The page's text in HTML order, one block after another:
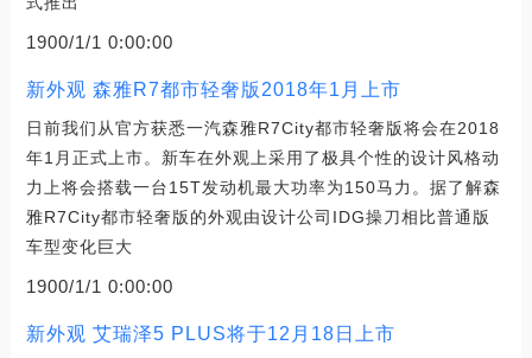
1900/1/1 0:00:00
新外观 森雅R7都市轻奢版2018年1月上市
日前我们从官方获悉一汽森雅R7City都市轻奢版将会在2018
年1月正式上市。新车在外观上采用了极具个性的设计风格动
力上将会搭载一台15T发动机最大功率为150马力。据了解森
雅R7City都市轻奢版的外观由设计公司IDG操刀相比普通版
车型变化巨大
1900/1/1 0:00:00
新外观 艾瑞泽5 PLUS将于12月18日上市